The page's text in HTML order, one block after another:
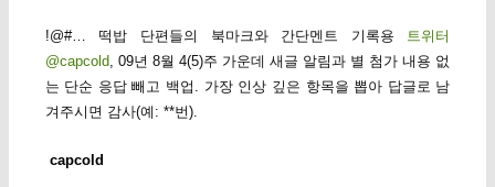
!@#… 떡밥 단편들의 북마크와 간단멘트 기록용
트위터
@capcold, 09년 8월 4(5)주 가운데 새글 알림과 별 첨가 내용 없
는 단순 응답 빼고 백업. 가장 인상 깊은 항목을 뽑아 답글로 남
겨주시면 감사(예: **번).
capcold